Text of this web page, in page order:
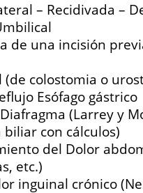
– Recidivada –
de una incisión
(de colostomia o
Esófago gástrico
(Larrey y
biliar con cálculos)
del Dolor
etc.)
inguinal crónico